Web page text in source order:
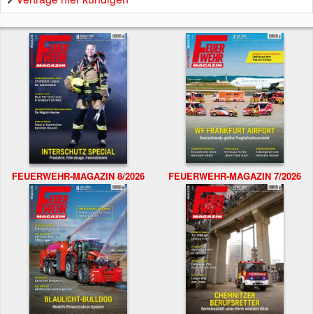
FEUERWEHR-MAGAZIN 8/2026 FEUERWEHR-MAGAZIN 7/2026